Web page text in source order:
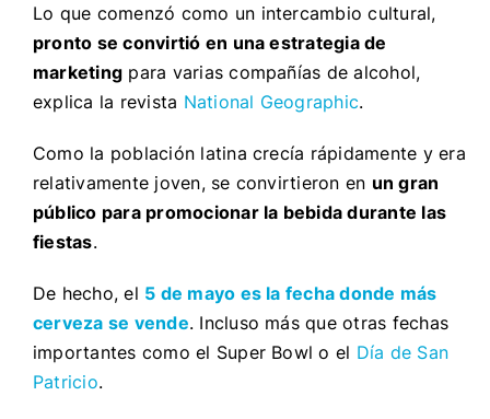
Lo que comenzó como un intercambio cultural,
pronto se convirtió en una estrategia de
marketing para varias compañías de alcohol,
explica la revista National Geographic.
Como la población latina crecía rápidamente y era
relativamente joven, se convirtieron en un gran
público para promocionar la bebida durante las
fiestas.
De hecho, el 5 de mayo es la fecha donde más
cerveza se vende. Incluso más que otras fechas
importantes como el Super Bowl o el Día de San
Patricio.